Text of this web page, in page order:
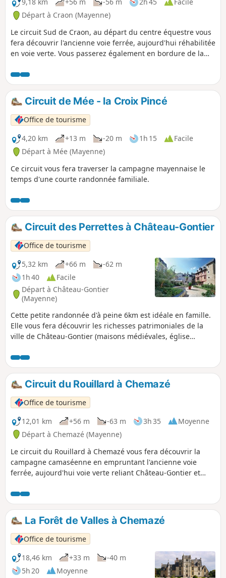
9,18 km +56 m -56 m 2h 45
Facile
Départ à Craon (Mayenne)
Le circuit Sud de Craon, au départ du centre équestre vous
fera découvrir l'ancienne voie ferrée, aujourd'hui réhabilitée
en voie verte. Vous passerez également en bordure de la
Craon ainsi que le bel hippodrome de La Touche.
Circuit de Mée - la Croix Pincé
Office de tourisme
4,20 km
+13 m -20 m 1h 15
Facile
Départ à Mée (Mayenne)
Ce circuit vous fera traverser la campagne mayennaise le
temps d'une courte randonnée familiale.
Circuit des Perrettes à Château-Gontier
Office de tourisme
5,32 km
+66 m
-62 m
1h 40
Facile
Départ à Château-Gontier
(Mayenne)
Cette petite randonnée d'à peine 6km est idéale en famille.
Elle vous fera découvrir les richesses patrimoniales de la
ville de Château-Gontier (maisons médiévales, église
que la nature et la campagne sont encore bien présentes à
Château-Gontier. En fin de parcours, vous profiterez de la
fraîcheur qu'apporte la rivière La Mayenne en la longeant
par le chemin de halage.
Circuit du Rouillard à Chemazé
Office de tourisme
12,01 km
+56 m -63 m 3h 35
Moyenne
Départ à Chemazé (Mayenne)
Le circuit du Rouillard à Chemazé vous fera découvrir la
campagne camaséenne en empruntant l'ancienne voie
ferrée, aujourd'hui voie verte reliant Château-Gontier et
deux beaux châteaux : le Château de Saint-Ouen et le
Château des Écorces.
La Forêt de Valles à Chemazé
Office de tourisme
18,46 km
+33 m
-40 m
5h 20
Moyenne